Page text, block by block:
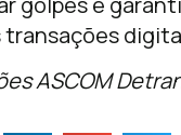
transações
ASCOM